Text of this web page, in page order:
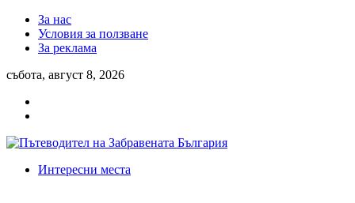
За нас
Условия за ползване
За реклама
събота, август 8, 2026
Интересни места